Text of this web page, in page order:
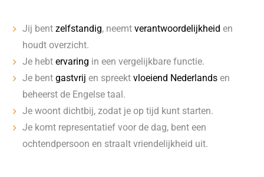
Jij bentzelfstandig, neemtverantwoordelijkheid en
houdt overzicht.
Je hebtervaring in een vergelijkbare functie.
Je bentgastvrij en spreektvloeiend Nederlandsen
beheerst de Engelse taal.
Je woont dichtbij, zodat je op tijd kunt starten.
Je komt representatief voor de dag, bent een
ochtendpersoon en straalt vriendelijkheid uit.